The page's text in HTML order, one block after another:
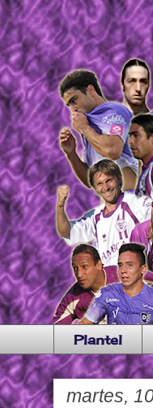
Plantel
martes,